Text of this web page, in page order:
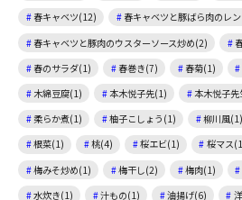
春キャベツ(12)
春キャベツと豚ばら肉のレ
春キャベツと豚肉のウスターソース炒め(2)
春のサラダ(1)
春巻き(7) 春菊(1)
木綿豆腐(1)
本木悦子先(1) 本木悦子
柔らか煮(1)
柚子こしょう(1) 柳川風(1)
根菜(1)
桃(4) 桜エビ(1) 桜マス
梅みそ炒め(1)
梅干し(2) 梅肉(1)
水炊き(1)
汁もの(1) 油揚げ(6)